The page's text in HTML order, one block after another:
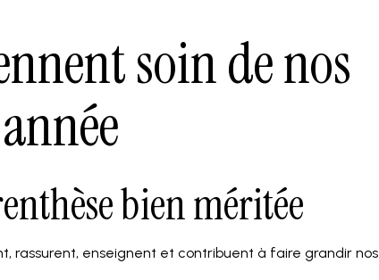
soin de nos
bien méritée
rassurent, enseignent et contribuent à faire grandir nos